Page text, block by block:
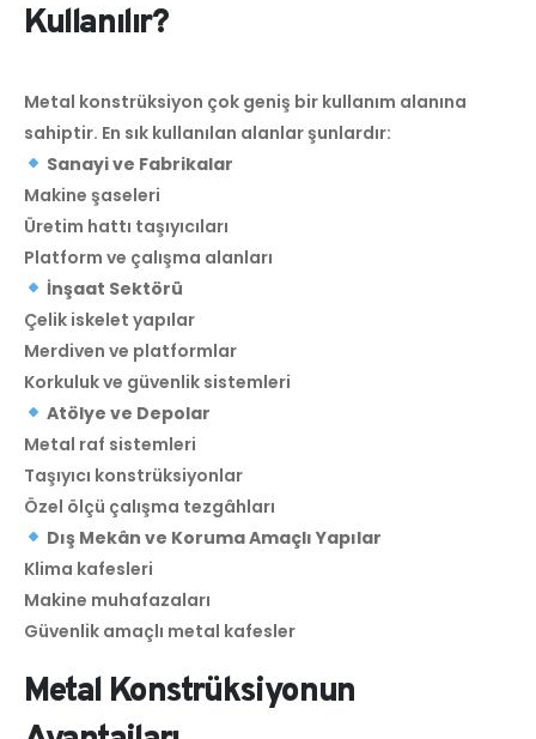
Kullanılır?
Metal konstrüksiyon çok geniş bir kullanım alanına
sahiptir. En sık kullanılan alanlar şunlardır:
Sanayi ve Fabrikalar
Makine şaseleri
Üretim hattı taşıyıcıları
Platform ve çalışma alanları
İnşaat Sektörü
Çelik iskelet yapılar
Merdiven ve platformlar
Korkuluk ve güvenlik sistemleri
Atölye ve Depolar
Metal raf sistemleri
Taşıyıcı konstrüksiyonlar
Özel ölçü çalışma tezgâhları
Dış Mekân ve Koruma Amaçlı Yapılar
Klima kafesleri
Makine muhafazaları
Güvenlik amaçlı metal kafesler
Metal Konstrüksiyonun